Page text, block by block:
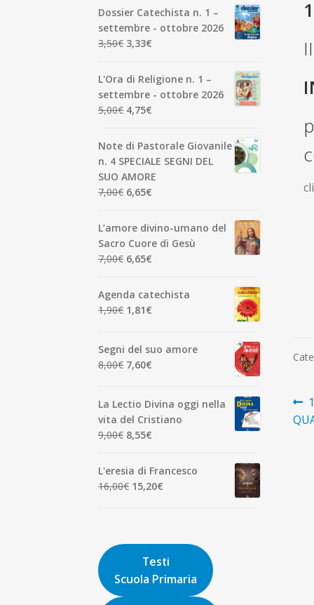
Dossier Catechista n. 1 –
settembre - ottobre 2026
3,50€ Il
originale
era:
3,50€.
3,33€
attuale
è:
L'Ora di Religione n. 1 –
settembre - ottobre 2026
5,00€ Il
originale
era:
5,00€.
4,75€
attuale
è:
4,75€.
Note di Pastorale Giovanile
n. 4 SPECIALE SEGNI DEL
SUO AMORE
7,00€ Il
originale
era:
7,00€.
6,65€
attuale
L’amore divino-umano del
Sacro Cuore di Gesù
7,00€ Il
originale
era:
7,00€.
6,65€
attuale
Agenda catechista
1,90€ Il
era:
1,90€.
1,81€
è:
Segni del suo amore
8,00€ Il
era:
8,00€.
7,60€
è:
7,60€.
La Lectio Divina oggi nella
vita del Cristiano
9,00€ Il
originale
era:
9,00€.
8,55€
attuale
è:
L'eresia di Francesco
16,00€ Il
16,00€.
15,20€
15,20€.
Testi
Scuola Primaria